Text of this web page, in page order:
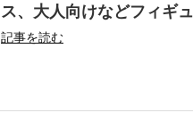
ス、大人向けなどフィギ
記事を読む